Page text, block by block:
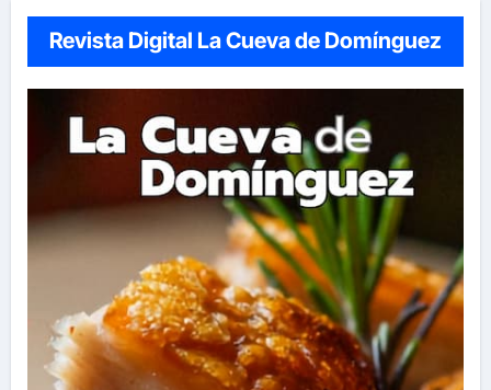
Revista Digital La Cueva de Domínguez